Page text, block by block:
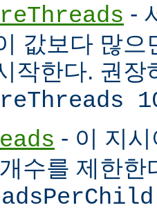
-
값보다 많으
작한다. 권장
- 이 지
수를 제한한